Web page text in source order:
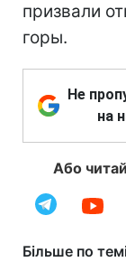
призвали
горы.
Не
на
Або
Більше по